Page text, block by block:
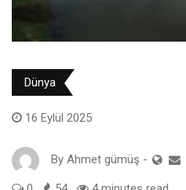
Dünya
16 Eylül 2025
By Ahmet gümüş -